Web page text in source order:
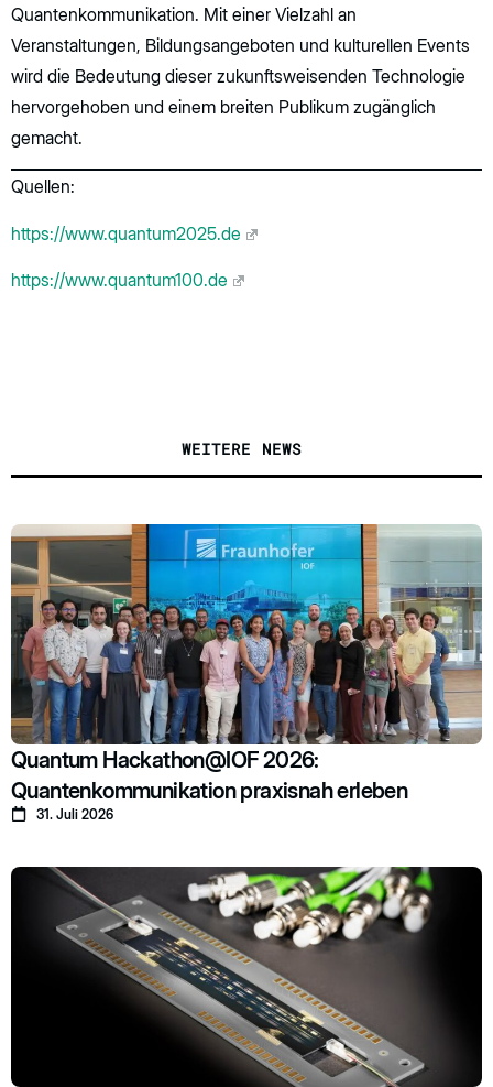
WEITERE NEWS
Quantum Hackathon@IOF 2026:
Quantenkommunikation praxisnah erleben
31. Juli 2026
Quantenkommunikation. Mit einer Vielzahl an
Veranstaltungen, Bildungsangeboten und kulturellen Events
wird die Bedeutung dieser zukunftsweisenden Technologie
hervorgehoben und einem breiten Publikum zugänglich
gemacht.
Quellen:
https://www.quantum2025.de
https://www.quantum100.de